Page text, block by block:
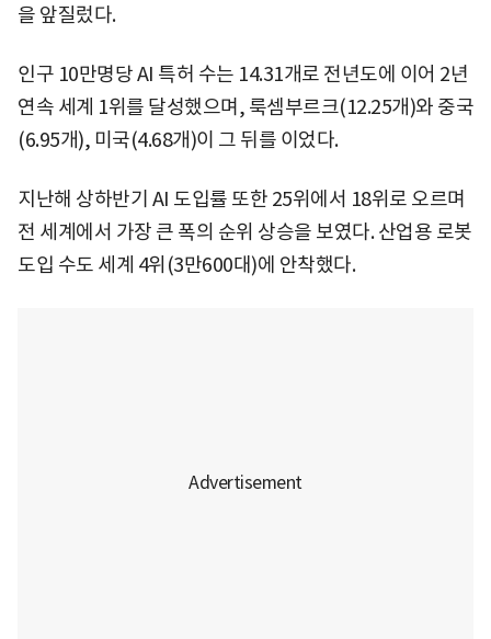
을 앞질렀다.
인구 10만명당 AI 특허 수는 14.31개로 전년도에 이어 2년
연속 세계 1위를 달성했으며, 룩셈부르크(12.25개)와 중국
(6.95개), 미국(4.68개)이 그 뒤를 이었다.
지난해 상하반기 AI 도입률 또한 25위에서 18위로 오르며
전 세계에서 가장 큰 폭의 순위 상승을 보였다. 산업용 로봇
도입 수도 세계 4위(3만600대)에 안착했다.